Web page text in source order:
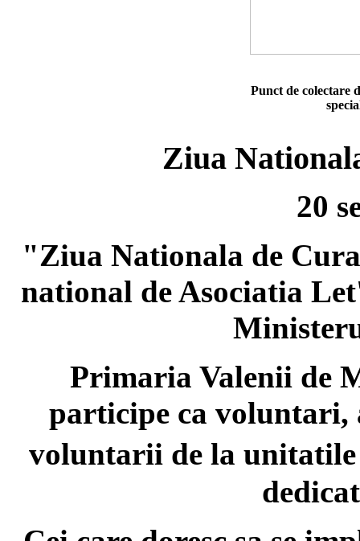
Punct de colectare
Ziua
20
"Ziua Nationala de
national de Asociatia
Primaria Valenii de
participe ca
voluntarii de la